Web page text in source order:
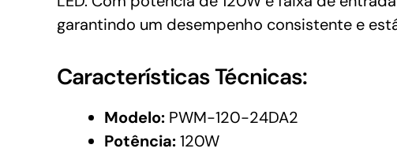
garantindo um desempenho consistente e
Características Técnicas:
Modelo: PWM-120-24DA2
Potência:120W